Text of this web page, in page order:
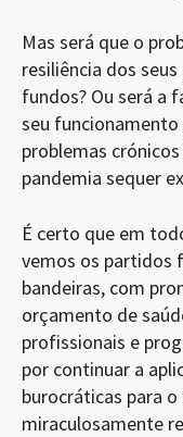
Mas será que o
resiliência dos
fundos? Ou será a
seu
problemas
pandemia sequer
É certo que em
vemos os partidos
bandeiras, com
orçamento de
profissionais e
por continuar a
burocráticas para
miraculosamente